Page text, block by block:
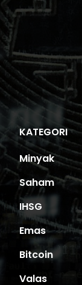
KATEGORI
Minyak
Saham
IHSG
Emas
Bitcoin
Valas